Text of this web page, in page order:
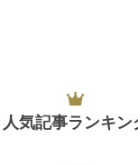
人気記事ランキン